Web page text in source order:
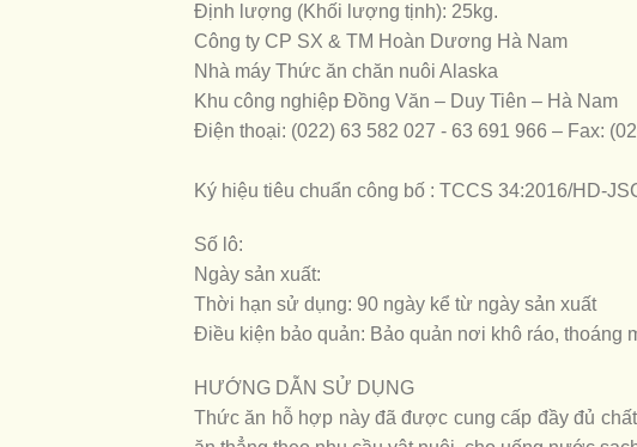
Định lượng (Khối lượng tịnh): 25kg.
Công ty CP SX & TM Hoàn Dương Hà Nam
Nhà máy Thức ăn chăn nuôi Alaska
Khu công nghiệp Đồng Văn – Duy Tiên – Hà Nam
Điện thoại: (022) 63 582 027 - 63 691 966 – Fax:
Ký hiệu tiêu chuẩn công bố : TCCS 34:2016/HD-
Số lô:
Ngày sản xuất:
Thời hạn sử dụng: 90 ngày kể từ ngày sản xuất
Điều kiện bảo quản: Bảo quản nơi khô ráo, thoáng
HƯỚNG DẪN SỬ DỤNG
Thức ăn hỗ hợp này đã được cung cấp đầy đủ